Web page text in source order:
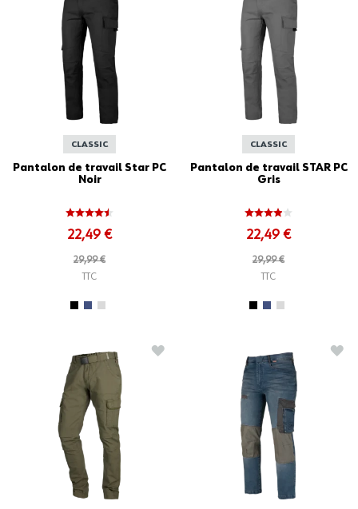
CLASSIC
Pantalon de travail Star PC
Noir
22,49 €
29,99 €
TTC
CLASSIC
Pantalon de travail STAR PC
Gris
22,49 €
29,99 €
TTC
AJOUTER À LA LISTE D'ACHATS